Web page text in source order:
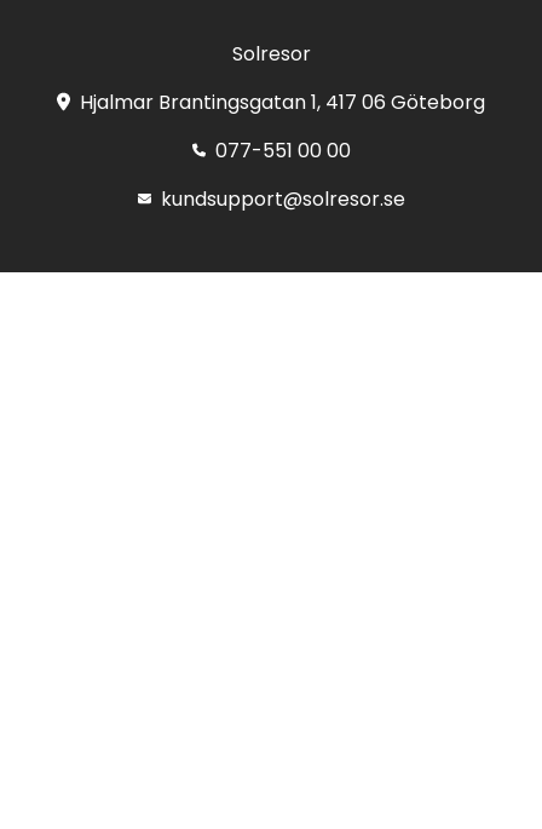
Solresor
Hjalmar Brantingsgatan 1, 417 06 Göteborg
077-551 00 00
kundsupport@solresor.se